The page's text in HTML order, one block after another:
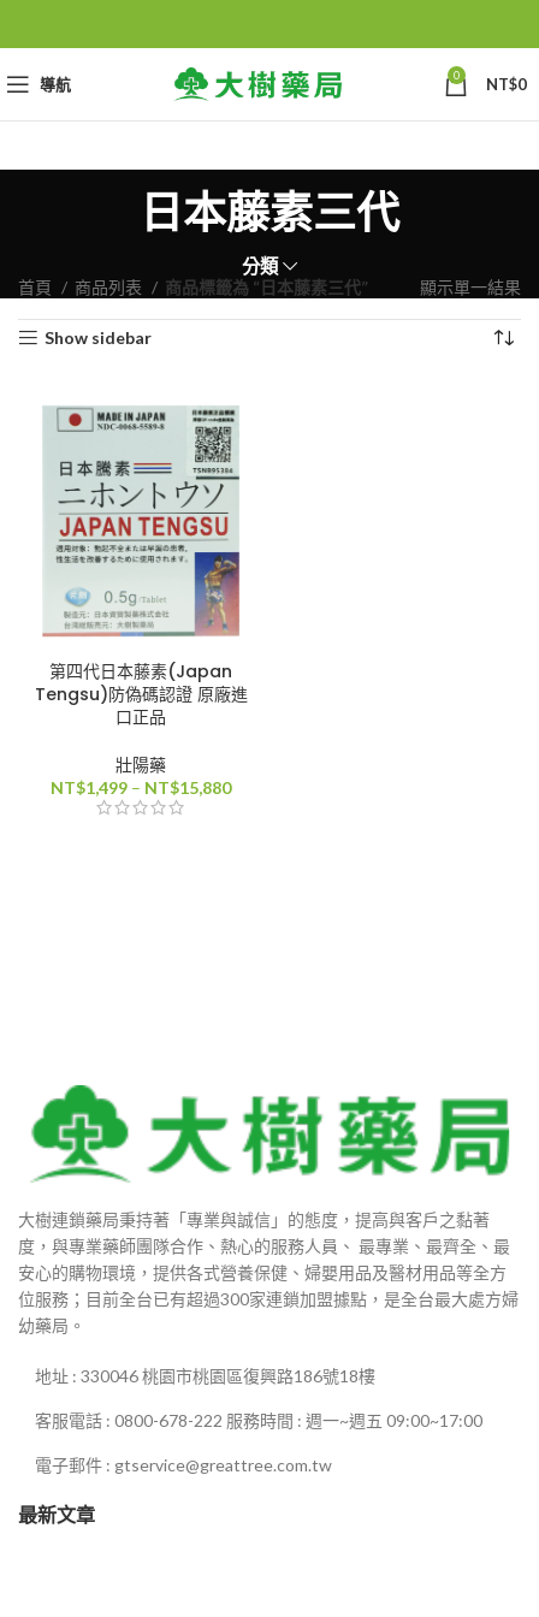
導航 0 NT$0
日本藤素三代
分類
首頁 商品列表 商品標籤為 “日本藤素三代” 顯示單一結果
Show sidebar
第四代日本藤素(Japan
Tengsu)防偽碼認證 原廠進
口正品
壯陽藥
NT$1,499 – NT$15,880價
大樹連鎖藥局秉持著「專業與誠信」的態度，提高與客戶之黏著
度，與專業藥師團隊合作、熱心的服務人員、 最專業、最齊全、最
安心的購物環境，提供各式營養保健、婦嬰用品及醫材用品等全方
位服務；目前全台已有超過300家連鎖加盟據點，是全台最大處方婦
幼藥局。
地址 : 330046 桃園市桃園區復興路186號18樓
客服電話 : 0800-678-222 服務時間 : 週一~週五 09:00~17:00
電子郵件 : gtservice@greattree.com.tw
最新文章